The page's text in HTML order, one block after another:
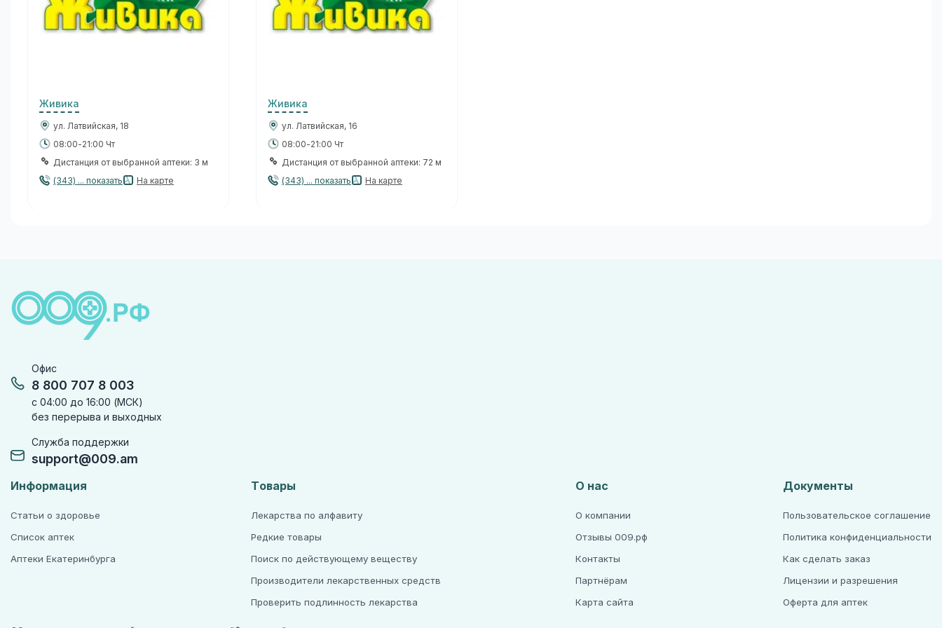
Живика
ул. Латвийская, 18
08:00-21:00 Чт
Дистанция от выбранной аптеки: 3 м
(343) ... показать
На карте
Живика
ул. Латвийская, 16
08:00-21:00 Чт
Дистанция от выбранной аптеки: 72 м
(343) ... показать
На карте
Офис
8 800 707 8 003
с 04:00 до 16:00 (МСК)
без перерыва и выходных
Служба поддержки
support@009.am
Информация
Статьи о здоровье
Список аптек
Аптеки Екатеринбурга
Товары
Лекарства по алфавиту
Редкие товары
Поиск по действующему веществу
Производители лекарственных средств
Проверить подлинность лекарства
О нас
О компании
Отзывы 009.рф
Контакты
Партнёрам
Карта сайта
Документы
Пользовательское соглашение
Политика конфиденциальности
Как сделать заказ
Лицензии и разрешения
Оферта для аптек